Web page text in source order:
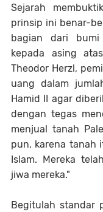
Sejarah
prinsip ini benar-
bagian dari
kepada asing
Theodor Herzl,
uang dalam
Hamid II agar
dengan tegas
menjual tanah
pun, karena tanah
Islam. Mereka
jiwa mereka."
Begitulah standar